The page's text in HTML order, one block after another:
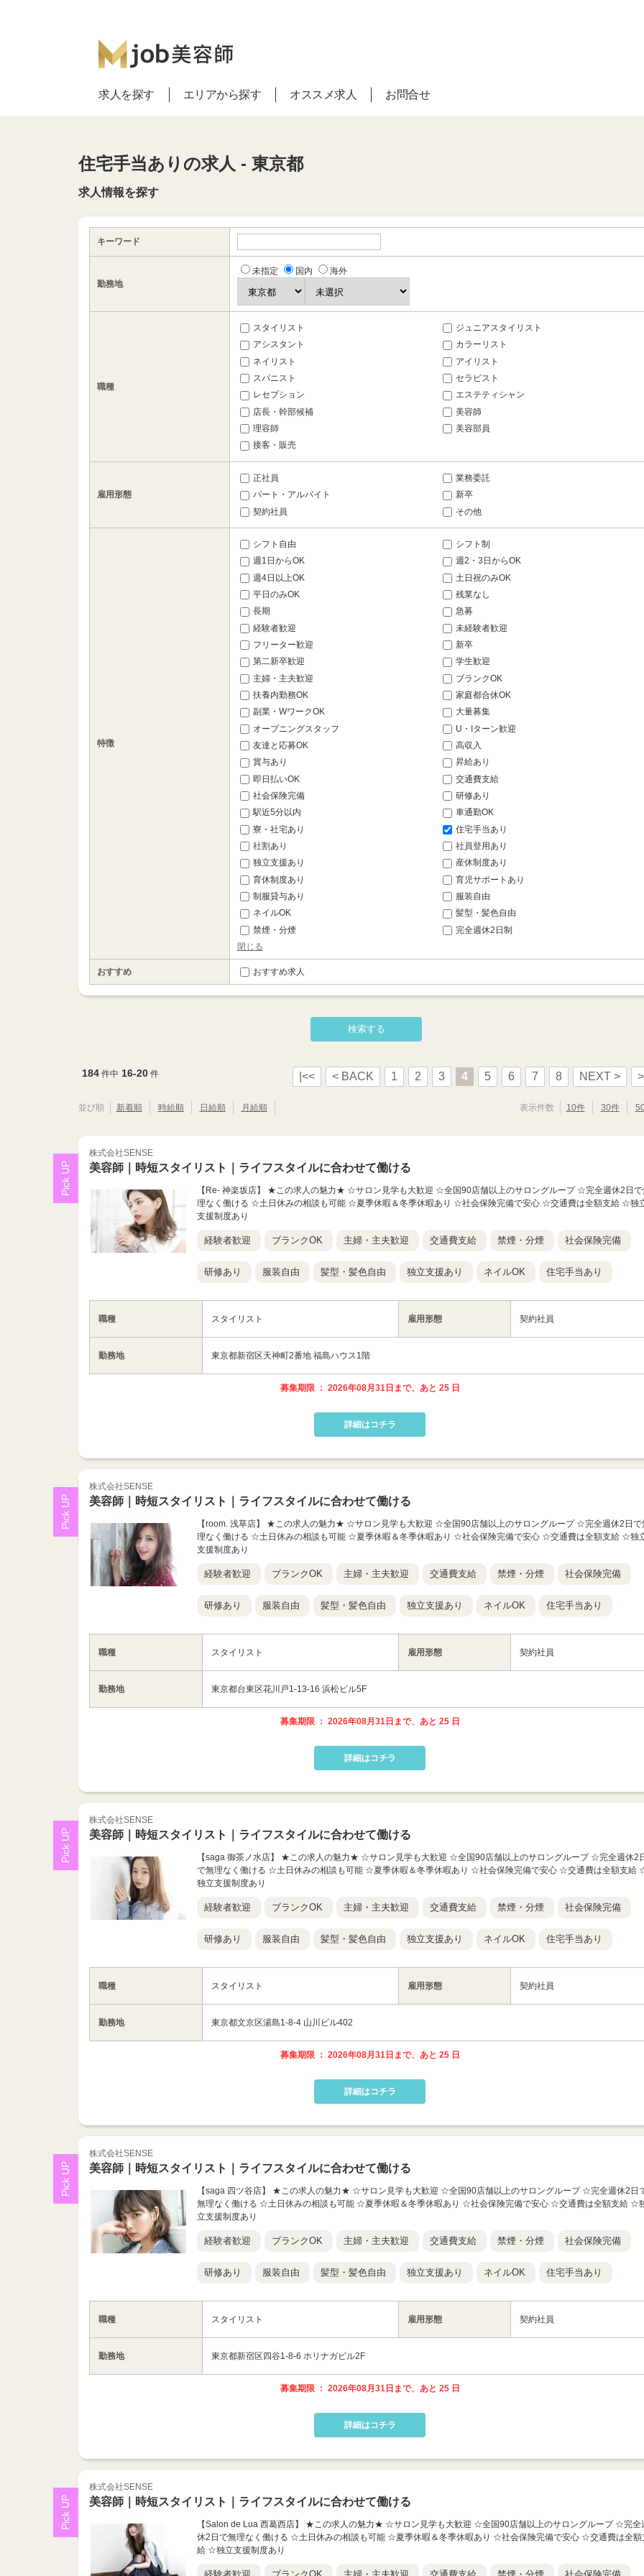
求人を探す エリアから探す オススメ求人 お問合せ
住宅手当ありの求人 - 東京都
求人情報を探す
キーワード
勤務地
未指定 国内 海外
職種
スタイリスト
ジュニアスタイリスト
アシスタント
カラーリスト
ネイリスト
アイリスト
スパニスト
セラピスト
レセプション
エステティシャン
店長・幹部候補
美容師
理容師
美容部員
接客・販売
雇用形態
正社員
業務委託
パート・アルバイト
新卒
契約社員
その他
特徴
シフト自由
シフト制
週1日からOK
週2・3日からOK
週4日以上OK
土日祝のみOK
平日のみOK
残業なし
長期
急募
経験者歓迎
未経験者歓迎
フリーター歓迎
新卒
第二新卒歓迎
学生歓迎
主婦・主夫歓迎
ブランクOK
扶養内勤務OK
家庭都合休OK
副業・WワークOK
大量募集
オープニングスタッフ
U・Iターン歓迎
友達と応募OK
高収入
賞与あり
昇給あり
即日払いOK
交通費支給
社会保険完備
研修あり
駅近5分以内
車通勤OK
寮・社宅あり
住宅手当あり
社割あり
社員登用あり
独立支援あり
産休制度あり
育休制度あり
育児サポートあり
制服貸与あり
服装自由
ネイルOK
髪型・髪色自由
禁煙・分煙
完全週休2日制
閉じる
おすすめ おすすめ求人
184件中 16-20件 |<< < BACK 1 2 3 4 5 6 7 8 NEXT >
並び順 新着順 時給順 日給順 月給順 表示件数 10件 30件
株式会社SENSE
美容師｜時短スタイリスト｜ライフスタイルに合わせて働ける
【Re- 神楽坂店】 ★この求人の魅力★ ☆サロン見学も大歓迎 ☆全国90店舗以上のサロングループ ☆完全週休2日で
理なく働ける ☆土日休みの相談も可能 ☆夏季休暇＆冬季休暇あり ☆社会保険完備で安心 ☆交通費は全額支給 ☆独
支援制度あり
経験者歓迎 ブランクOK 主婦・主夫歓迎 交通費支給 禁煙・分煙 社会保険完備
研修あり 服装自由 髪型・髪色自由 独立支援あり ネイルOK 住宅手当あり
職種 スタイリスト 雇用形態 契約社員
勤務地 東京都新宿区天神町2番地 福島ハウス1階
募集期限 ： 2026年08月31日まで、あと 25 日
詳細はコチラ
株式会社SENSE
美容師｜時短スタイリスト｜ライフスタイルに合わせて働ける
【room. 浅草店】 ★この求人の魅力★ ☆サロン見学も大歓迎 ☆全国90店舗以上のサロングループ ☆完全週休2日で
理なく働ける ☆土日休みの相談も可能 ☆夏季休暇＆冬季休暇あり ☆社会保険完備で安心 ☆交通費は全額支給 ☆独
支援制度あり
経験者歓迎 ブランクOK 主婦・主夫歓迎 交通費支給 禁煙・分煙 社会保険完備
研修あり 服装自由 髪型・髪色自由 独立支援あり ネイルOK 住宅手当あり
職種 スタイリスト 雇用形態 契約社員
勤務地 東京都台東区花川戸1-13-16 浜松ビル5F
募集期限 ： 2026年08月31日まで、あと 25 日
詳細はコチラ
株式会社SENSE
美容師｜時短スタイリスト｜ライフスタイルに合わせて働ける
【saga 御茶ノ水店】 ★この求人の魅力★ ☆サロン見学も大歓迎 ☆全国90店舗以上のサロングループ ☆完全週休2
で無理なく働ける ☆土日休みの相談も可能 ☆夏季休暇＆冬季休暇あり ☆社会保険完備で安心 ☆交通費は全額支給
独立支援制度あり
経験者歓迎 ブランクOK 主婦・主夫歓迎 交通費支給 禁煙・分煙 社会保険完備
研修あり 服装自由 髪型・髪色自由 独立支援あり ネイルOK 住宅手当あり
職種 スタイリスト 雇用形態 契約社員
勤務地 東京都文京区湯島1-8-4 山川ビル402
募集期限 ： 2026年08月31日まで、あと 25 日
詳細はコチラ
株式会社SENSE
美容師｜時短スタイリスト｜ライフスタイルに合わせて働ける
【saga 四ツ谷店】 ★この求人の魅力★ ☆サロン見学も大歓迎 ☆全国90店舗以上のサロングループ ☆完全週休2日
無理なく働ける ☆土日休みの相談も可能 ☆夏季休暇＆冬季休暇あり ☆社会保険完備で安心 ☆交通費は全額支給 ☆
立支援制度あり
経験者歓迎 ブランクOK 主婦・主夫歓迎 交通費支給 禁煙・分煙 社会保険完備
研修あり 服装自由 髪型・髪色自由 独立支援あり ネイルOK 住宅手当あり
職種 スタイリスト 雇用形態 契約社員
勤務地 東京都新宿区四谷1-8-6 ホリナガビル2F
募集期限 ： 2026年08月31日まで、あと 25 日
詳細はコチラ
株式会社SENSE
美容師｜時短スタイリスト｜ライフスタイルに合わせて働ける
【Salon de Lua 西葛西店】 ★この求人の魅力★ ☆サロン見学も大歓迎 ☆全国90店舗以上のサロングループ ☆完全
休2日で無理なく働ける ☆土日休みの相談も可能 ☆夏季休暇＆冬季休暇あり ☆社会保険完備で安心 ☆交通費は全額
給 ☆独立支援制度あり